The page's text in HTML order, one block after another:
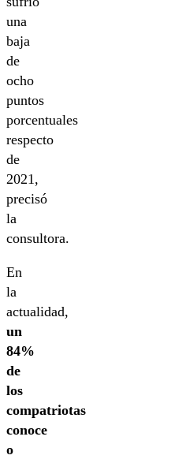
una
baja
de
ocho
puntos
porcentuales
respecto
de
2021,
precisó
la
consultora.
En
la
actualidad,
un
84%
de
los
compatriotas
conoce
o